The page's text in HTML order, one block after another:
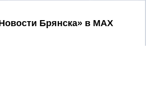
Принять